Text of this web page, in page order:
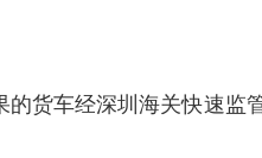
货车经深圳海关快速监